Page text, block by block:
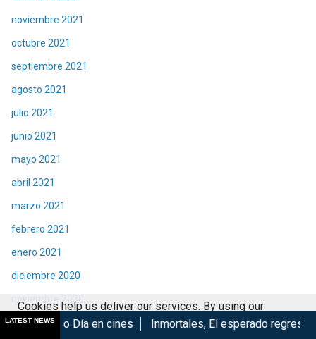
noviembre 2021
octubre 2021
septiembre 2021
agosto 2021
julio 2021
junio 2021
mayo 2021
abril 2021
marzo 2021
febrero 2021
enero 2021
diciembre 2020
octubre 2020
LATEST NEWS
en cines Inmortales, El esperado regreso de Izu... Marvel
Cookies help us deliver our services. By using our
services, you agree to our use of cookies.
Got it